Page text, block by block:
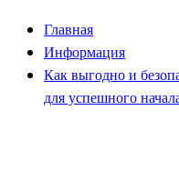
Главная
Информация
Как выгодно и
для успешного